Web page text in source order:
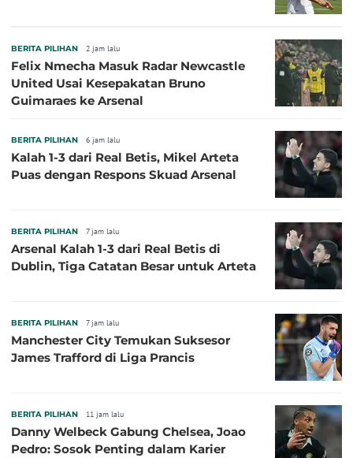
BERITA PILIHAN 2 jam lalu
Felix Nmecha Masuk Radar Newcastle
United Usai Kesepakatan Bruno
Guimaraes ke Arsenal
BERITA PILIHAN 6 jam lalu
Kalah 1-3 dari Real Betis, Mikel Arteta
Puas dengan Respons Skuad Arsenal
BERITA PILIHAN 7 jam lalu
Arsenal Kalah 1-3 dari Real Betis di
Dublin, Tiga Catatan Besar untuk Arteta
BERITA PILIHAN 7 jam lalu
Manchester City Temukan Suksesor
James Trafford di Liga Prancis
BERITA PILIHAN 11 jam lalu
Danny Welbeck Gabung Chelsea, Joao
Pedro: Sosok Penting dalam Karier